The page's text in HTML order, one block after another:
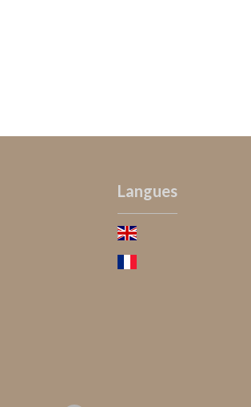
Langues